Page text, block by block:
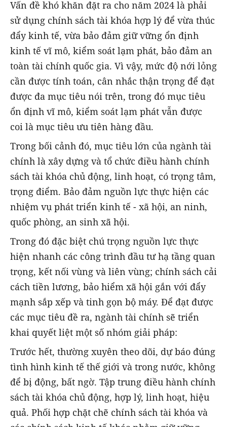
Vấn đề khó khăn đặt ra cho năm 2024 là phải
sử dụng chính sách tài khóa hợp lý để vừa thúc
đẩy kinh tế, vừa bảo đảm giữ vững ổn định
kinh tế vĩ mô, kiểm soát lạm phát, bảo đảm an
toàn tài chính quốc gia. Vì vậy, mức độ nới lỏng
cần được tính toán, cân nhắc thận trọng để đạt
được đa mục tiêu nói trên, trong đó mục tiêu
ổn định vĩ mô, kiểm soát lạm phát vẫn được
coi là mục tiêu ưu tiên hàng đầu.
Trong bối cảnh đó, mục tiêu lớn của ngành tài
chính là xây dựng và tổ chức điều hành chính
sách tài khóa chủ động, linh hoạt, có trọng tâm,
trọng điểm. Bảo đảm nguồn lực thực hiện các
nhiệm vụ phát triển kinh tế - xã hội, an ninh,
quốc phòng, an sinh xã hội.
Trong đó đặc biệt chú trọng nguồn lực thực
hiện nhanh các công trình đầu tư hạ tầng quan
trọng, kết nối vùng và liên vùng; chính sách cải
cách tiền lương, bảo hiểm xã hội gắn với đẩy
mạnh sắp xếp và tinh gọn bộ máy. Để đạt được
các mục tiêu đề ra, ngành tài chính sẽ triển
khai quyết liệt một số nhóm giải pháp:
Trước hết, thường xuyên theo dõi, dự báo đúng
tình hình kinh tế thế giới và trong nước, không
để bị động, bất ngờ. Tập trung điều hành chính
sách tài khóa chủ động, hợp lý, linh hoạt, hiệu
quả. Phối hợp chặt chẽ chính sách tài khóa và